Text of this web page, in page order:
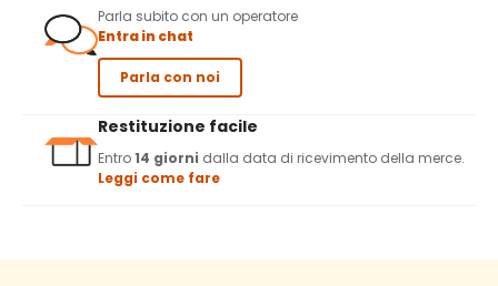
Parla subito con un operatore
Entra in chat
Parla con noi
Restituzione facile
Entro14 giorni dalla data di ricevimento della merce.
Leggi come fare